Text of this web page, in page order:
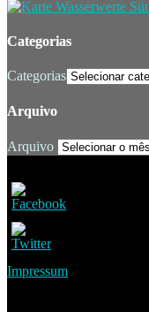
Categorias
Categorias
Arquivo
Arquivo
Impressum